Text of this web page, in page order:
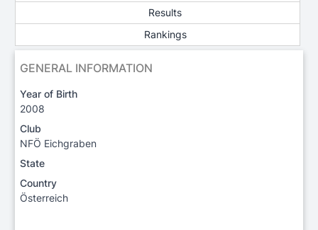
Results
Rankings
GENERAL INFORMATION
Year of Birth
2008
Club
NFÖ Eichgraben
State
Country
Österreich